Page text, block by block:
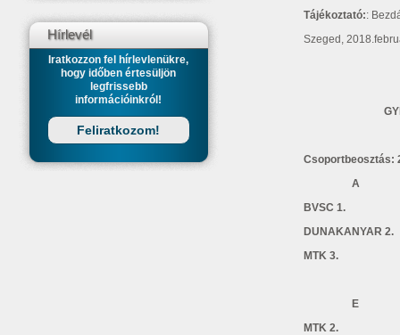
Hírlevél
Iratkozzon fel hírlevlenükre,
hogy időben értesüljön
legfrissebb
információinkról!
Feliratkozom!
Tájékoztató::
Szeged,
Csoportbeosztás:
A
BVSC 1.
MTK
E
MTK 2.